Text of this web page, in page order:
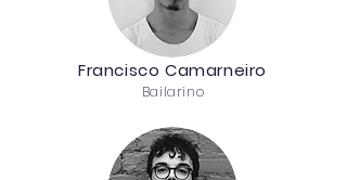
Francisco Camarneiro
Bailarino